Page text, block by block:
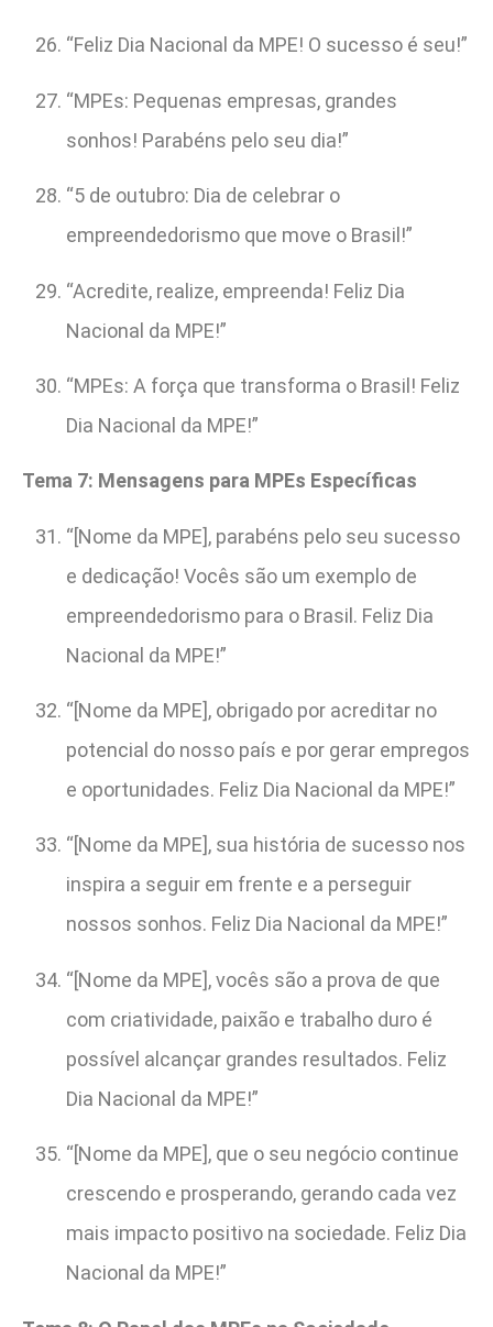
“Feliz Dia Nacional da MPE! O sucesso é seu!”
“MPEs: Pequenas empresas, grandes
sonhos! Parabéns pelo seu dia!”
“5 de outubro: Dia de celebrar o
empreendedorismo que move o Brasil!”
“Acredite, realize, empreenda! Feliz Dia
Nacional da MPE!”
“MPEs: A força que transforma o Brasil! Feliz
Dia Nacional da MPE!”
Tema 7: Mensagens para MPEs Específicas
“[Nome da MPE], parabéns pelo seu sucesso
e dedicação! Vocês são um exemplo de
empreendedorismo para o Brasil. Feliz Dia
Nacional da MPE!”
“[Nome da MPE], obrigado por acreditar no
potencial do nosso país e por gerar empregos
e oportunidades. Feliz Dia Nacional da MPE!”
“[Nome da MPE], sua história de sucesso nos
inspira a seguir em frente e a perseguir
nossos sonhos. Feliz Dia Nacional da MPE!”
“[Nome da MPE], vocês são a prova de que
com criatividade, paixão e trabalho duro é
possível alcançar grandes resultados. Feliz
Dia Nacional da MPE!”
“[Nome da MPE], que o seu negócio continue
crescendo e prosperando, gerando cada vez
mais impacto positivo na sociedade. Feliz Dia
Nacional da MPE!”